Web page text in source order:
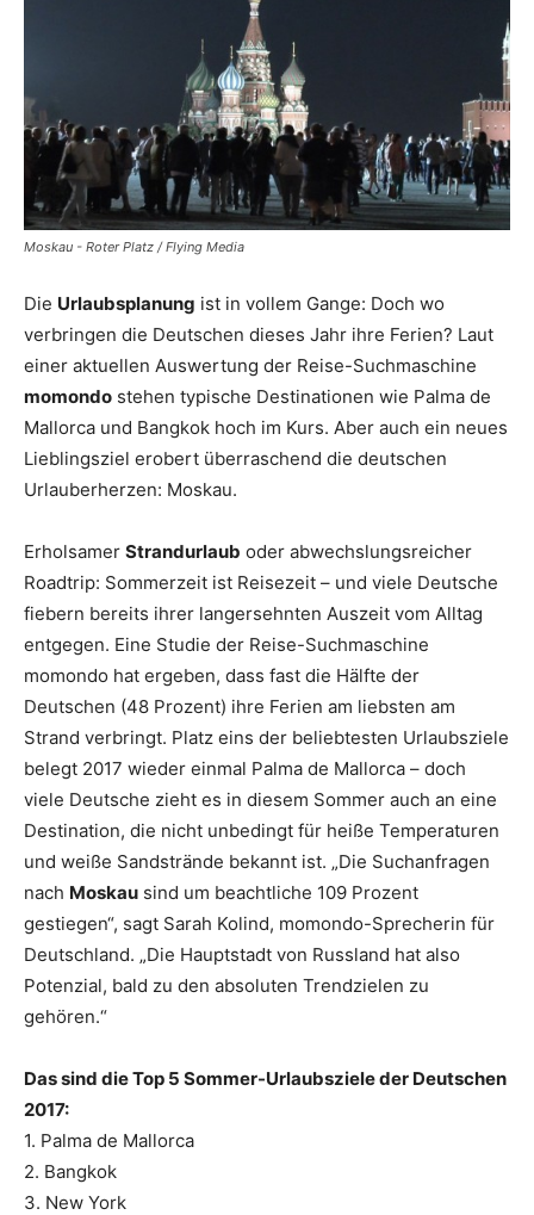
Reiseempfehlungen.
Moskau - Roter Platz / Flying Media
Die Urlaubsplanung ist in vollem Gange: Doch wo
verbringen die Deutschen dieses Jahr ihre Ferien? Laut
einer aktuellen Auswertung der Reise-Suchmaschine
momondo stehen typische Destinationen wie Palma de
Mallorca und Bangkok hoch im Kurs. Aber auch ein neues
Lieblingsziel erobert überraschend die deutschen
Urlauberherzen: Moskau.
Erholsamer Strandurlaub oder abwechslungsreicher
Roadtrip: Sommerzeit ist Reisezeit – und viele Deutsche
fiebern bereits ihrer langersehnten Auszeit vom Alltag
entgegen. Eine Studie der Reise-Suchmaschine
momondo hat ergeben, dass fast die Hälfte der
Deutschen (48 Prozent) ihre Ferien am liebsten am
Strand verbringt. Platz eins der beliebtesten Urlaubsziele
belegt 2017 wieder einmal Palma de Mallorca – doch
viele Deutsche zieht es in diesem Sommer auch an eine
Destination, die nicht unbedingt für heiße Temperaturen
und weiße Sandstrände bekannt ist. „Die Suchanfragen
nach Moskau sind um beachtliche 109 Prozent
gestiegen“, sagt Sarah Kolind, momondo-Sprecherin für
Deutschland. „Die Hauptstadt von Russland hat also
Potenzial, bald zu den absoluten Trendzielen zu
gehören.“
Das sind die Top 5 Sommer-Urlaubsziele der Deutschen
2017:
1. Palma de Mallorca
2. Bangkok
3. New York